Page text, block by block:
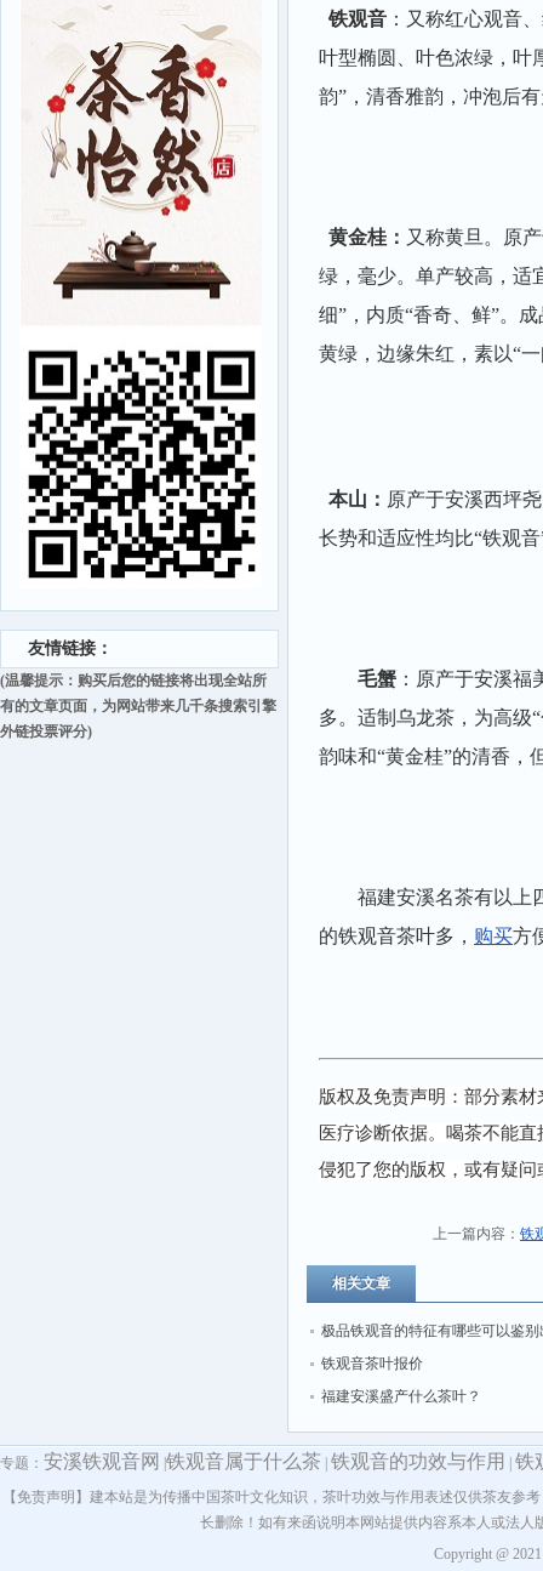
友情链接：
(温馨提示：购买后您的链接将出现全站所
有的文章页面，为网站带来几千条搜索引擎
外链投票评分)
铁观音 ：又称红心观音
叶型椭圆、叶色浓绿，叶
韵”，清香雅韵，冲泡后
黄金桂： 又称黄旦。原
绿，毫少。单产较高，适
细”，内质“香奇、鲜”。
黄绿，边缘朱红，素以“
本山 ： 原产于安溪西坪
长势和适应性均比“铁观
毛蟹 ：原产于安溪
多。适制乌龙茶，为高级
韵味和“黄金桂”的清香，
福建安溪名茶有以上
的铁观音茶叶多， 购买方
版权及免责声明：部分素
医疗诊断依据。喝茶不能
侵犯了您的版权，或有疑
上一篇内容： 铁
相关文章
极品铁观音的特征有哪些可以鉴别
铁观音茶叶报价
福建安溪盛产什么茶叶？
专题： 安溪铁观音网 铁观音属于什么茶 铁观音的功效与作用 铁
【免责声明】建本站是为传播中国茶叶文化知识，茶叶功效与作用表述仅供茶友
长删除！如有来函说明本网站提供内容系本人或法
Copyright @